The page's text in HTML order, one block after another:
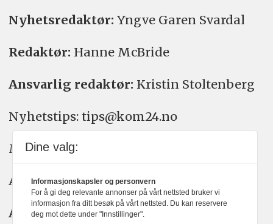
Nyhetsredaktør: Yngve Garen Svardal
Redaktør: Hanne McBride
Ansvarlig redaktør: Kristin Stoltenberg
Nyhetstips: tips@kom24.no
Meninger: meninger@kom24.no
Annonse: annonse@watchmedia.no
Abonnement:kom24@watchmedia.no
Dine valg:
Informasjonskapsler og personvern
For å gi deg relevante annonser på vårt nettsted bruker vi
informasjon fra ditt besøk på vårt nettsted. Du kan reservere
deg mot dette under "Innstillinger".